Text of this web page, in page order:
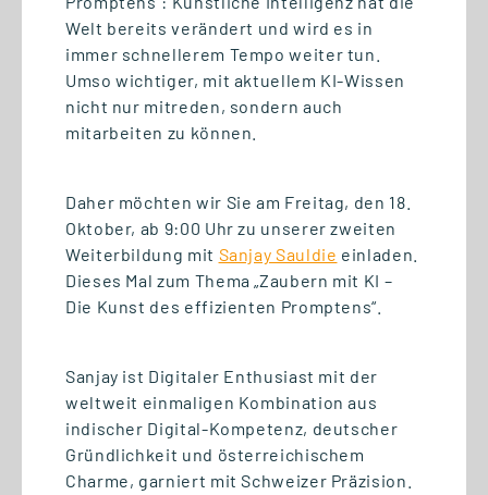
07.07.2026
Semesterabschluss mit
digitalen Praxisprojekten
Welt bereits verändert und wird es in
immer schnellerem Tempo weiter tun.
Umso wichtiger, mit aktuellem KI-Wissen
nicht nur mitreden, sondern auch
mitarbeiten zu können.
Daher möchten wir Sie am Freitag, den 18.
Oktober, ab 9:00 Uhr zu unserer zweiten
Weiterbildung mit Sanjay Sauldie einladen.
Dieses Mal zum Thema „Zaubern mit KI –
Die Kunst des effizienten Promptens“.
Sanjay ist Digitaler Enthusiast mit der
weltweit einmaligen Kombination aus
indischer Digital-Kompetenz, deutscher
Gründlichkeit und österreichischem
Charme, garniert mit Schweizer Präzision.